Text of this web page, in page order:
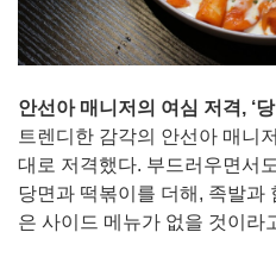
안선아 매니저의 여심 저격, ‘
트렌디한 감각의 안선아 매니
대로 저격했다. 부드러우면서
당면과 떡볶이를 더해, 족발과
은 사이드 메뉴가 없을 것이라